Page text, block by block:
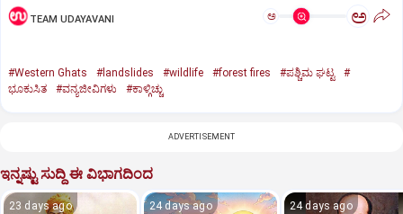
TEAM UDAYAVANI ಅ ಅ
#Western Ghats #landslides #wildlife #forest fires #ಪಶ್ಚಿಮ ಘಟ್ಟ
#
ಭೂಕುಸಿತ
#ವನ್ಯಜೀವಿಗಳು #ಕಾಳ್ಗಿಚ್ಚು
ADVERTISEMENT
ಇನ್ನಷ್ಟು ಸುದ್ದಿ ಈ ವಿಭಾಗದಿಂದ
23 days ago 24 days ago 24 days ago